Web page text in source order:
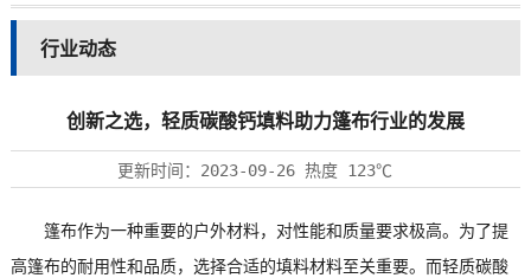
行业动态
创新之选，轻质碳酸钙填料助力篷布行业的发展
更新时间： 2023-09-26热度 123℃
篷布作为一种重要的户外材料，对性能和质量要求极高。为了提
高篷布的耐用性和品质，选择合适的填料材料至关重要。而轻质碳酸